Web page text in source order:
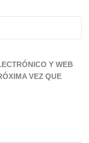
Y WEB
VEZ QUE